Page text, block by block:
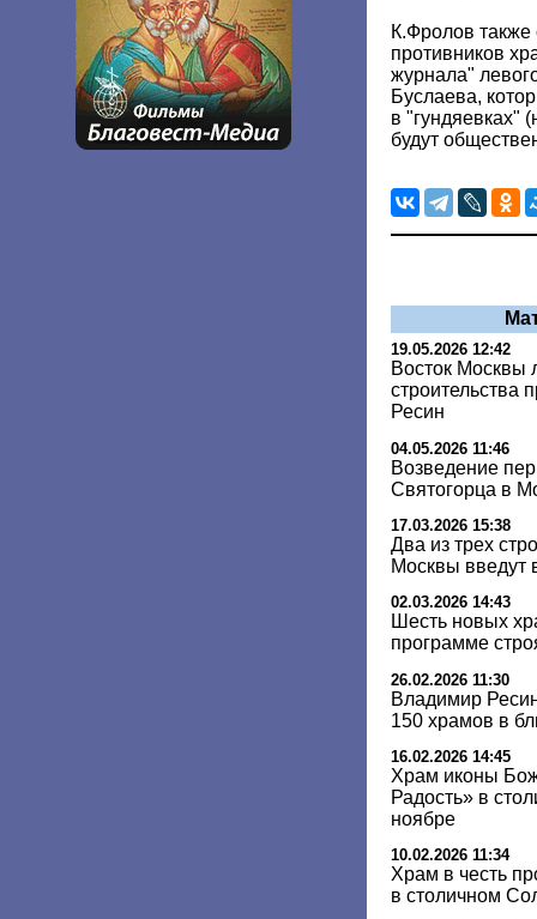
К.Фролов также
противников
журнала"
Буслаева,
в "гундяевках"
будут
19.05.2026 12:42
Восток Москвы
строительства
Ресин
04.05.2026 11:46
Возведение
Святогорца в
17.03.2026 15:38
Два из трех
Москвы введут
02.03.2026 14:43
Шесть новых
программе
26.02.2026 11:30
Владимир
150 храмов в
16.02.2026 14:45
Храм иконы
Радость» в
ноябре
10.02.2026 11:34
Храм в честь
в столичном